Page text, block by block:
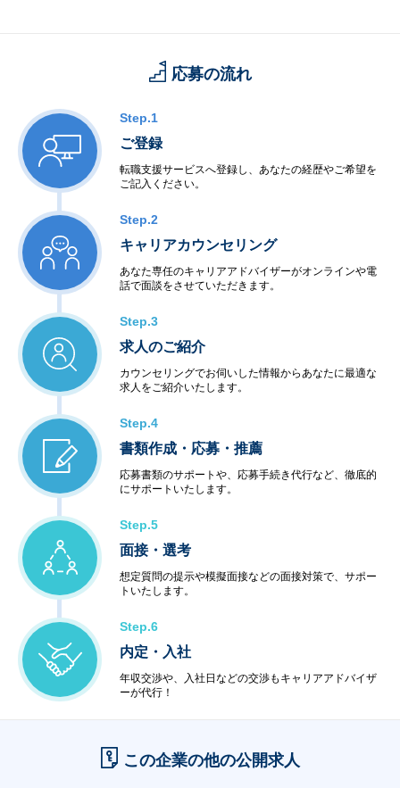
応募の流れ
Step.1
ご登録
転職支援サービスへ登録し、あなたの経歴やご希望を
ご記入ください。
Step.2
キャリアカウンセリング
あなた専任のキャリアアドバイザーがオンラインや電
話で面談をさせていただきます。
Step.3
求人のご紹介
カウンセリングでお伺いした情報からあなたに最適な
求人をご紹介いたします。
Step.4
書類作成・応募・推薦
応募書類のサポートや、応募手続き代行など、徹底的
にサポートいたします。
Step.5
面接・選考
想定質問の提示や模擬面接などの面接対策で、サポー
トいたします。
Step.6
内定・入社
年収交渉や、入社日などの交渉もキャリアアドバイザ
ーが代行！
この企業の他の公開求人